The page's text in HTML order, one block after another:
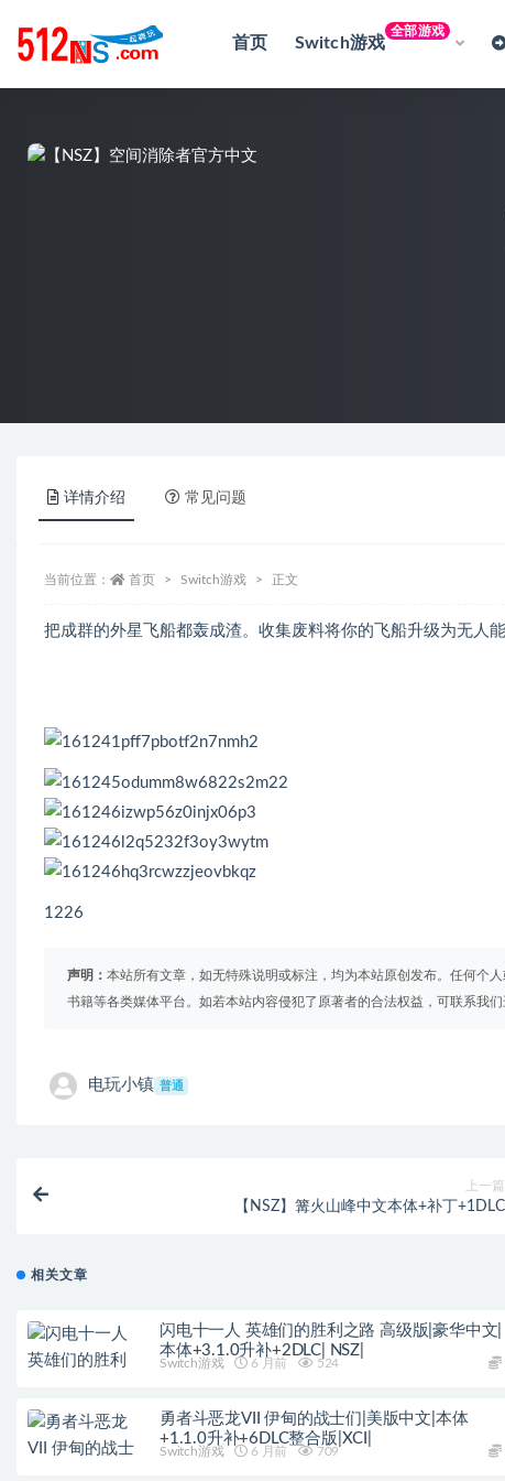
首页 Switch游戏
全部游戏
详情介绍 常见问题
当前位置： 首页 Switch游戏 正文
把成群的外星飞船都轰成渣。收集废料将你的飞船升级为无人
1226
声明： 本站所有文章，如无特殊说明或标注，均为本站原创发布。任何个
书籍等各类媒体平台。如若本站内容侵犯了原著者的合法权益，可联系我们
电玩小镇 普通
上一篇
【NSZ】篝火山峰中文本体+补丁+1DLC
相关文章
闪电十一人 英雄们的胜利之路 高级版|豪华中文|
本体+3.1.0升补+2DLC| NSZ|
Switch游戏 6 月前 524
勇者斗恶龙VII 伊甸的战士们|美版中文|本体
+1.1.0升补+6DLC整合版|XCI|
Switch游戏 6 月前 709